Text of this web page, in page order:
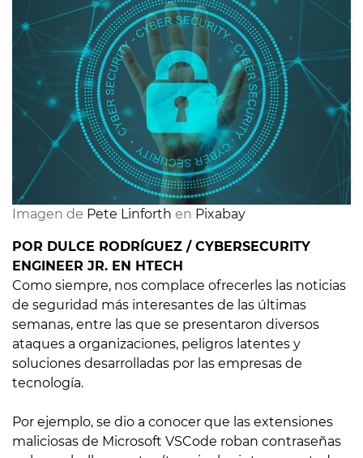
Imagen de Pete Linforth en Pixabay
POR DULCE RODRÍGUEZ / CYBERSECURITY
ENGINEER JR. EN HTECH
Como siempre, nos complace ofrecerles las noticias
de seguridad más interesantes de las últimas
semanas, entre las que se presentaron diversos
ataques a organizaciones, peligros latentes y
soluciones desarrolladas por las empresas de
tecnología.
Por ejemplo, se dio a conocer que las extensiones
maliciosas de Microsoft VSCode roban contraseñas